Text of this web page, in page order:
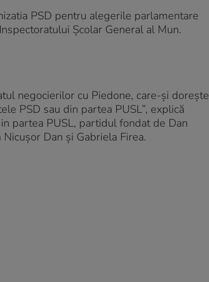
PSD pentru alegerile parlamentare
Școlar General al Mun.
negocierilor cu Piedone, care-şi doreşte
PSD sau din partea PUSL”, explică
partea PUSL, partidul fondat de Dan
Dan şi Gabriela Firea.